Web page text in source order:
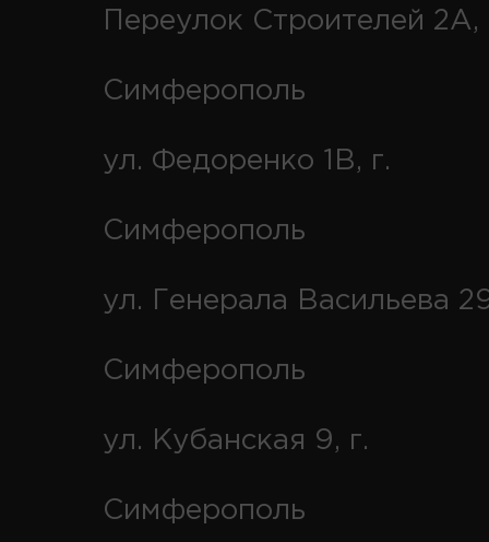
Переулок Строителей 2А,
Симферополь
ул. Федоренко 1В, г.
Симферополь
ул. Генерала Васильева
Симферополь
ул. Кубанская 9, г.
Симферополь